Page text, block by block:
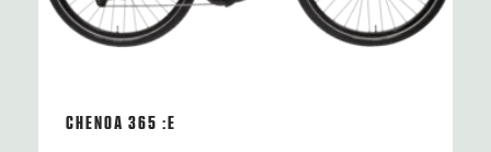
CHENOA 365 :E